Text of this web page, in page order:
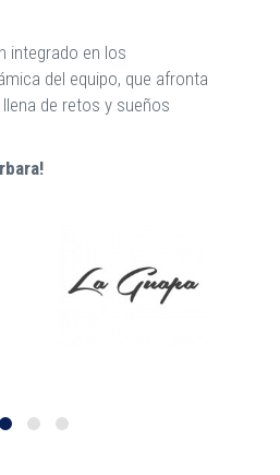
integrado en los
del equipo, que afronta
de retos y sueños